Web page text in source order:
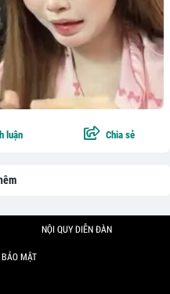
luận Chia sẻ
NỘI QUY DIỄN ĐÀN
MẬT